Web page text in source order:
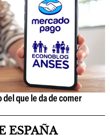
del que le da de comer
ESPAÑA